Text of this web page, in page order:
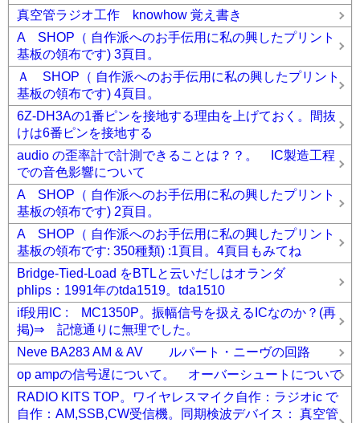
真空管ラジオ工作 knowhow 覚え書き
A SHOP（ 自作派へのお手伝用に私の興したプリント
基板の領布です) 3頁目。
Ａ SHOP（ 自作派へのお手伝用に私の興したプリント
基板の領布です) 4頁目。
6Z-DH3Aの1番ピンを接地する理由を上げておく。間抜
けは6番ピンを接地する
audio の歪率計で計測できることは？？。 IC製造工程
での音色影響について
A SHOP（ 自作派へのお手伝用に私の興したプリント
基板の領布です) 2頁目。
A SHOP（ 自作派へのお手伝用に私の興したプリント
基板の領布です: 350種類) :1頁目。4頁目もみてね
Bridge-Tied-Load をBTLと云いだしはオランダ
phlips：1991年のtda1519。tda1510
if段用IC : MC1350P。振幅信号を扱えるICなのか？(再
掲)⇒ 記憶通りに無理でした。
Neve BA283 AM & AV ルパート・ニーヴの回路
op ampの信号遅について。 オーバーシュートについて
RADIO KITS TOP。ワイヤレスマイク自作：ラジオic で
自作：AM,SSB,CW受信機。同期検波デバイス： 真空管